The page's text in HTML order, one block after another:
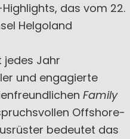
das vom 22.
Helgoland
jedes Jahr
und engagierte
Family
Offshore-
bedeutet das